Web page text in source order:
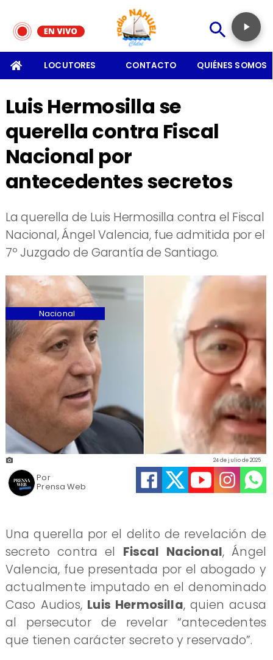
LOCUTORES CONTACTO QUIÉNES SOMOS
Luis Hermosilla se
querella contra Fiscal
Nacional por
antecedentes secretos
La querella de Luis Hermosilla contra el Fiscal
Nacional, Ángel Valencia, fue admitida por el
7º Juzgado de Garantía de Santiago.
Prensa Web
24 de julio de 2025
Nacional
Por
Una querella por el delito de revelación de
secreto contra el Fiscal Nacional, Ángel
Valencia, fue presentada por el abogado y
actualmente imputado en el denominado
Caso Audios, Luis Hermosilla, quien acusa
al persecutor de revelar “antecedentes
que tienen carácter secreto y reservado”.